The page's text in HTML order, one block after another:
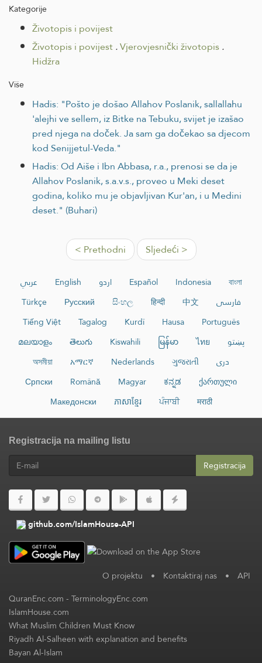
Kategorije
Životopis i povijest
Životopis i povijest.Vjerovjesnički životopis.
Hidžra
Više
Hadis: "Pošto je došao Allahov Poslanik, sallallahu
'alejhi ve sellem, iz Bitke na Tebuku, svijet je izašao
pred njega na doček. Ja sam ga dočekao sa djecom
kod Senijjetul-Veda."
Hadis: Od Aiše i Ibn Abbasa, r.a., prenosi se da je
Allahov Poslanik, s.a.v.s., proveo u Meki deset
godina, koliko mu je objavljivan Kur'an, i u Medini
deset." (Buhari)
< Prethodni Sljedeći >
عربي English اردو Español Indonesia
বাংলা
Türkçe
Русский සිංහල हिन्दी 中文
فارسی
Tiếng Việt
Tagalog Kurdî Hausa
Português
മലയാളം
తెలుగు Kiswahili မြန်မာ ไทย
پښتو
অসমীয়া
አማርኛ Nederlands ગુજરાતી
دری
Српски
Română Magyar ಕನ್ನಡ
ქართული
Македонски
ភាសាខ្មែរ ਪੰਜਾਬੀ मराठी
Registracija na mailing listu
Registracija
github.com/IslamHouse-API
O projektu • Kontaktiraj nas • API
QuranEnc.com-TerminologyEnc.com
IslamHouse.com
What Muslim Children Must Know
Riyadh Al-Salheen with explanation and benefits
Bayan Al-Islam